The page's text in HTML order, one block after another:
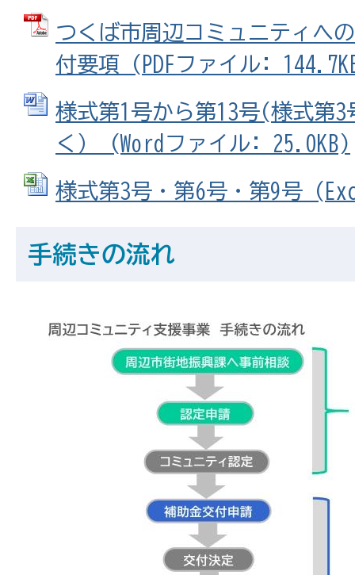
つくば市周辺コミュニティへ
付要項 (PDFファイル:
様式第1号から第13号(様式第3
く） (Wordファイル: 25.0KB)
様式第3号・第6号・第9号
手続きの流れ